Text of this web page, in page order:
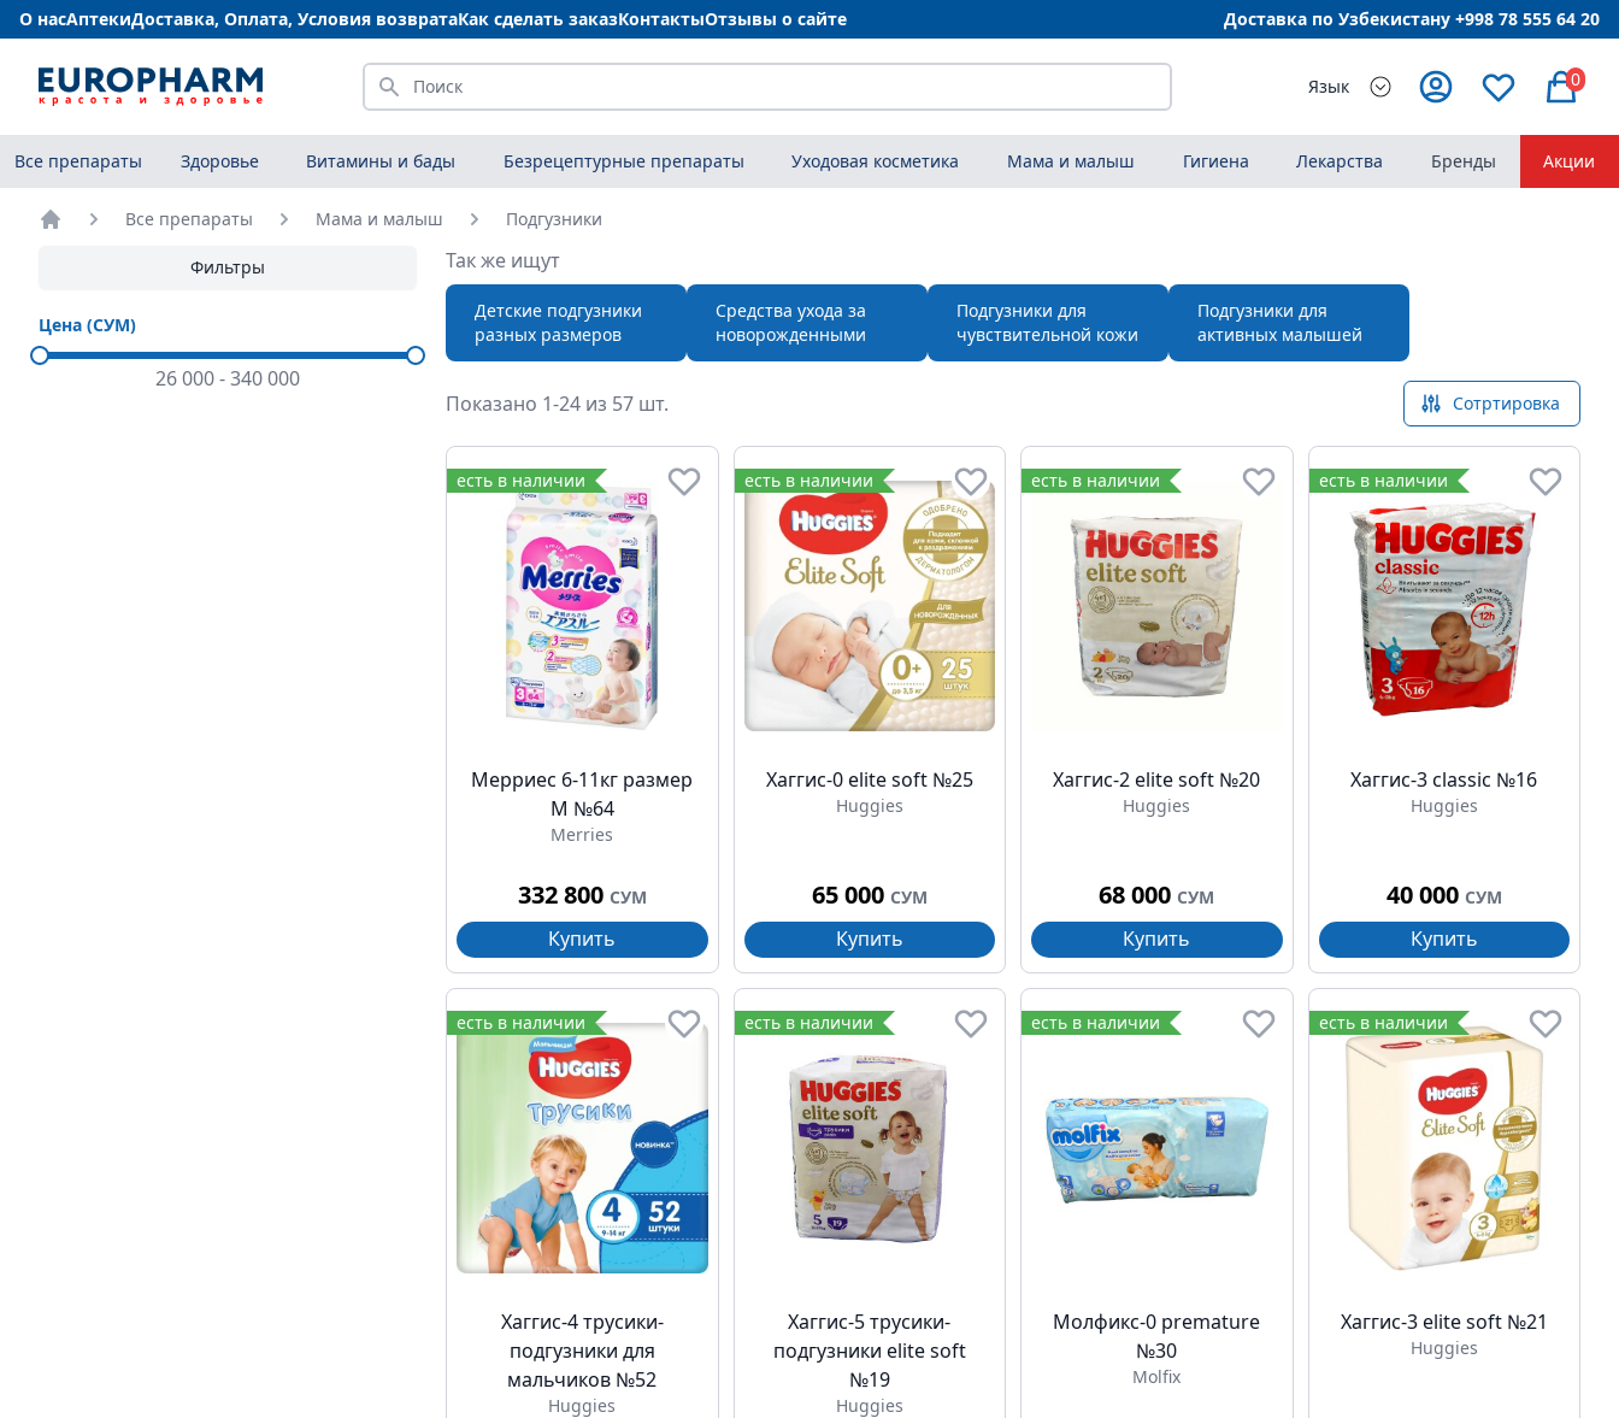
О насАптекиДоставка, Оплата, Условия возвратаКак сделать заказКонтактыОтзывы о сайте Доставка по Узбекистану +998 78 555 64 20
Искать Язык 0
Все препараты Здоровье Витамины и бады Безрецептурные препараты Уходовая косметика Мама и малыш Гигиена Лекарства Бренды Акции
Все препараты Мама и малыш Подгузники
Фильтры
Цена (СУМ)
26 000-340 000
Так же ищут
Детские подгузники
разных размеров
Средства ухода за
новорожденными
Подгузники для
чувствительной кожи
Подгузники для
активных малышей
Показано 1-24 из 57 шт. Сотртировка
Подгузники детские
есть в наличии
Мерриес 6-11кг размер
М №64
Merries
332 800 СУМ
Купить
есть в наличии
Хаггис-0 elite soft №25
Huggies
65 000 СУМ
Купить
есть в наличии
Хаггис-2 elite soft №20
Huggies
68 000 СУМ
Купить
есть в наличии
Хаггис-3 classic №16
Huggies
40 000 СУМ
Купить
есть в наличии
Хаггис-4 трусики-
подгузники для
мальчиков №52
Huggies
есть в наличии
Хаггис-5 трусики-
подгузники elite soft
№19
Huggies
есть в наличии
Молфикс-0 premature
№30
Molfix
есть в наличии
Хаггис-3 elite soft №21
Huggies